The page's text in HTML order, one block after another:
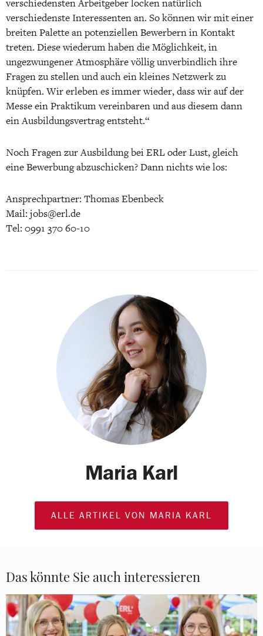
verschiedensten Arbeitgeber locken natürlich
verschiedenste Interessenten an. So können wir mit einer
breiten Palette an potenziellen Bewerbern in Kontakt
treten. Diese wiederum haben die Möglichkeit, in
ungezwungener Atmosphäre völlig unverbindlich ihre
Fragen zu stellen und auch ein kleines Netzwerk zu
knüpfen. Wir erleben es immer wieder, dass wir auf der
Messe ein Praktikum vereinbaren und aus diesem dann
ein Ausbildungsvertrag entsteht.“
Noch Fragen zur Ausbildung bei ERL oder Lust, gleich
eine Bewerbung abzuschicken? Dann nichts wie los:
Ansprechpartner: Thomas Ebenbeck
Mail: jobs@erl.de
Tel: 0991 370 60-10
Maria Karl
ALLE ARTIKEL VON MARIA KARL
Das könnte Sie auch interessieren